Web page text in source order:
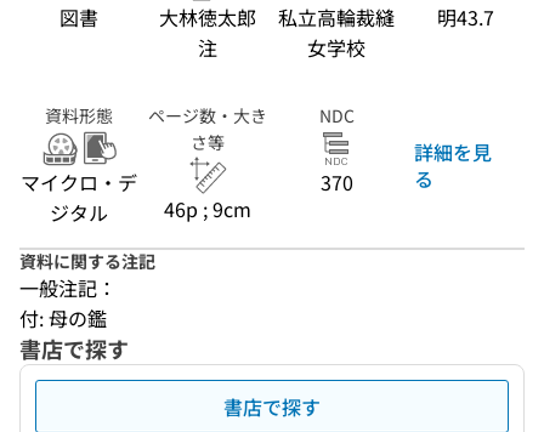
図書
大林徳太郎
注
私立高輪裁縫
女学校
明43.7
資料形態
マイクロ・デ
ジタル
ページ数・大き
さ等
46p ; 9cm
NDC
370
詳細を見
る
資料に関する注記
一般注記：
付: 母の鑑
書店で探す
書店で探す